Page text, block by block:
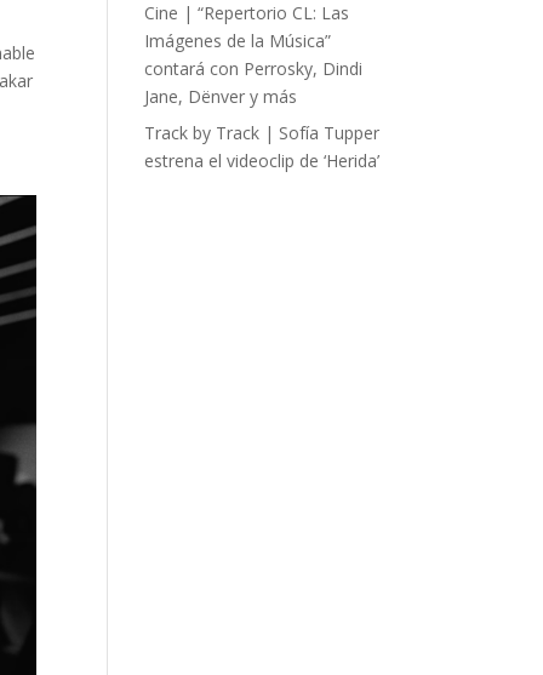
Cine | “Repertorio CL: Las
Imágenes de la Música”
contará con Perrosky, Dindi
Jane, Dënver y más
Track by Track | Sofía Tupper
estrena el videoclip de ‘Herida’